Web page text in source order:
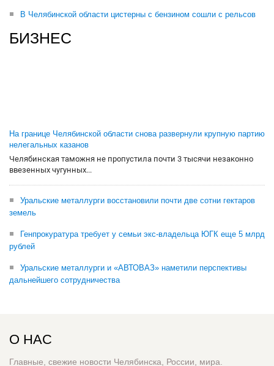
В Челябинской области цистерны с бензином сошли с рельсов
БИЗНЕС
На границе Челябинской области снова развернули крупную партию
нелегальных казанов
Челябинская таможня не пропустила почти 3 тысячи незаконно
ввезенных чугунных...
Уральские металлурги восстановили почти две сотни гектаров
земель
Генпрокуратура требует у семьи экс-владельца ЮГК еще 5 млрд
рублей
Уральские металлурги и «АВТОВАЗ» наметили перспективы
дальнейшего сотрудничества
О НАС
Главные, свежие новости Челябинска, России, мира.